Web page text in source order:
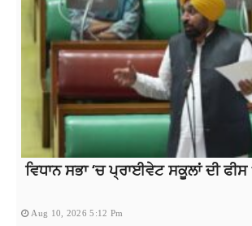
ਵਿਧਾਨ ਸਭਾ ‘ਚ ਪ੍ਰਾਈਵੇਟ ਸਕੂਲਾਂ ਦੀ ਫੀਸ
Aug 10, 2026 5:12 Pm